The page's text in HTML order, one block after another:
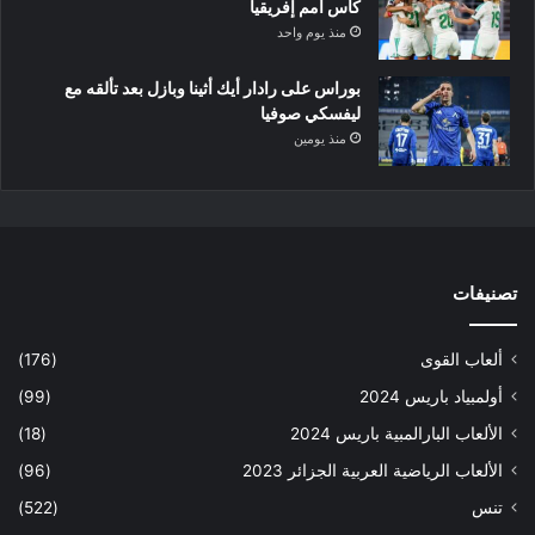
كأس أمم إفريقيا
منذ يوم واحد
بوراس على رادار أيك أثينا وبازل بعد تألقه مع
ليفسكي صوفيا
منذ يومين
تصنيفات
ألعاب القوى
(176)
أولمبياد باريس 2024
(99)
الألعاب البارالمبية باريس 2024
(18)
الألعاب الرياضية العربية الجزائر 2023
(96)
تنس
(522)